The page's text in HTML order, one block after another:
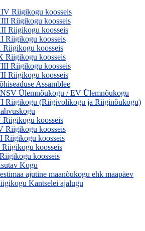
Riigikogu koosseis
Riigikogu koosseis
Riigikogu koosseis
Riigikogu koosseis
Riigikogu koosseis
Riigikogu koosseis
Riigikogu koosseis
Riigikogu koosseis
Assamblee
Ülemnõukogu / EV Ülemnõukogu
Riigikogu (Riigivolikogu ja Riiginõukogu)
Riigikogu koosseis
Riigikogu koosseis
Riigikogu koosseis
koosseis
koosseis
Kogu
ajutine maanõukogu ehk maapäev
Kantselei ajalugu